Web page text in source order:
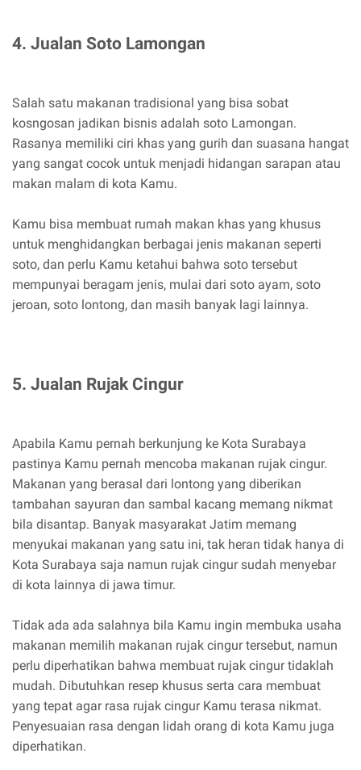
4. Jualan Soto Lamongan
Salah satu makanan tradisional yang bisa sobat
kosngosan jadikan bisnis adalah soto Lamongan.
Rasanya memiliki ciri khas yang gurih dan suasana hangat
yang sangat cocok untuk menjadi hidangan sarapan atau
makan malam di kota Kamu.
Kamu bisa membuat rumah makan khas yang khusus
untuk menghidangkan berbagai jenis makanan seperti
soto, dan perlu Kamu ketahui bahwa soto tersebut
mempunyai beragam jenis, mulai dari soto ayam, soto
jeroan, soto lontong, dan masih banyak lagi lainnya.
5. Jualan Rujak Cingur
Apabila Kamu pernah berkunjung ke Kota Surabaya
pastinya Kamu pernah mencoba makanan rujak cingur.
Makanan yang berasal dari lontong yang diberikan
tambahan sayuran dan sambal kacang memang nikmat
bila disantap. Banyak masyarakat Jatim memang
menyukai makanan yang satu ini, tak heran tidak hanya di
Kota Surabaya saja namun rujak cingur sudah menyebar
di kota lainnya di jawa timur.
Tidak ada ada salahnya bila Kamu ingin membuka usaha
makanan memilih makanan rujak cingur tersebut, namun
perlu diperhatikan bahwa membuat rujak cingur tidaklah
mudah. Dibutuhkan resep khusus serta cara membuat
yang tepat agar rasa rujak cingur Kamu terasa nikmat.
Penyesuaian rasa dengan lidah orang di kota Kamu juga
diperhatikan.